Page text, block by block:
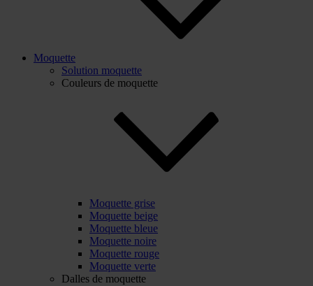
Moquette
Solution moquette
Couleurs de moquette
Moquette grise
Moquette beige
Moquette bleue
Moquette noire
Moquette rouge
Moquette verte
Dalles de moquette